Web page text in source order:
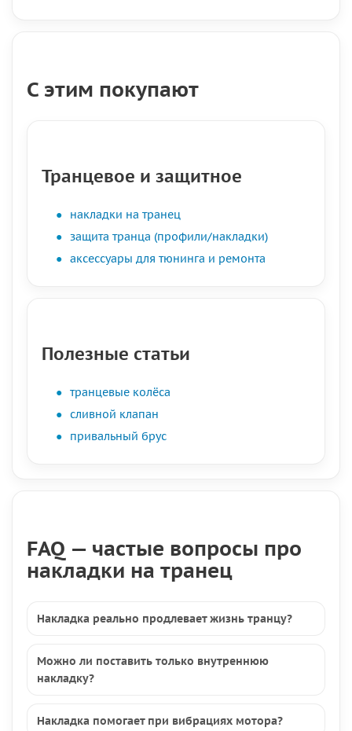
С этим покупают
Транцевое и защитное
накладки на транец
защита транца (профили/накладки)
аксессуары для тюнинга и ремонта
Полезные статьи
транцевые колёса
сливной клапан
привальный брус
FAQ — частые вопросы про
накладки на транец
Накладка реально продлевает жизнь транцу?
Можно ли поставить только внутреннюю
накладку?
Накладка помогает при вибрациях мотора?